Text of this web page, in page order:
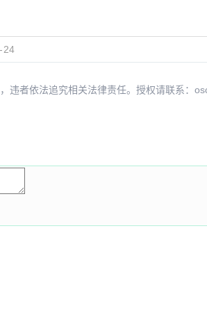
24
违者依法追究相关法律责任。授权请联系：